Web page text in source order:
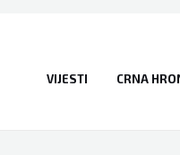
VIJESTI CRNA